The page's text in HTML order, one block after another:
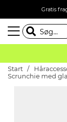
Gratis
Start
Scrunchie med